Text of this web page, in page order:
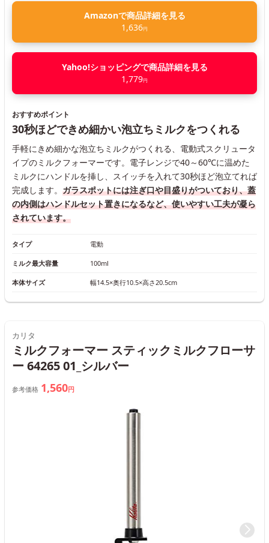
Amazonで商品詳細を見る
1,636円
Yahoo!ショッピングで商品詳細を見る
1,779円
おすすめポイント
30秒ほどできめ細かい泡立ちミルクをつくれる
手軽にきめ細かな泡立ちミルクがつくれる、電動式スクリュータ
イプのミルクフォーマーです。電子レンジで40～60℃に温めた
ミルクにハンドルを挿し、スイッチを入れて30秒ほど泡立てれば
完成します。 ガラスポットには注ぎ口や目盛りがついており、蓋
の内側はハンドルセット置きになるなど、使いやすい工夫が凝ら
されています。
タイプ 電動
ミルク最大容量 100ml
本体サイズ 幅14.5×奥行10.5×高さ20.5cm
カリタ
ミルクフォーマー スティックミルクフローサ
ー 64265 01_シルバー
参考価格 1,560円